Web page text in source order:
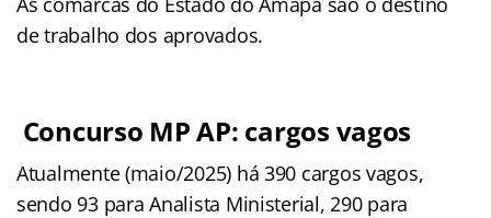
de trabalho dos aprovados.
Concurso MP AP: cargos vagos
Atualmente (maio/2025) há 390 cargos vagos,
sendo 93 para Analista Ministerial, 290 para